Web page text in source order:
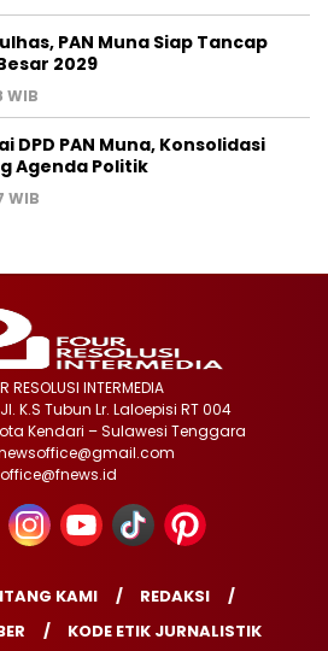
PAN Muna Siap Tancap
2029
WIB
DPD PAN Muna, Konsolidasi
Agenda Politik
WIB
RESOLUSI INTERMEDIA
K.S Tubun Lr. Laloepisi RT 004
Kendari – Sulawesi Tenggara
office@fnews.id
KAMI
REDAKSI
KODE ETIK JURNALISTIK